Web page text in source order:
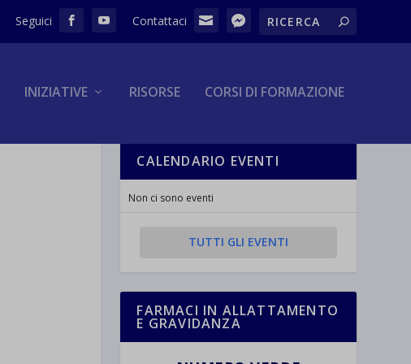
INIZIATIVE RISORSE CORSI DI FORMAZIONE
CALENDARIO EVENTI
Non ci sono eventi
TUTTI GLI EVENTI
FARMACI IN ALLATTAMENTO
E GRAVIDANZA